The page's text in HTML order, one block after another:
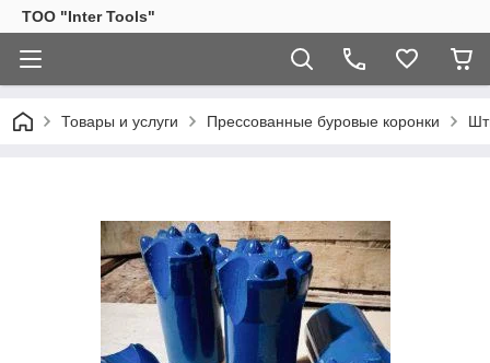
ТОО "Inter Tools"
Товары и услуги Прессованные буровые коронки